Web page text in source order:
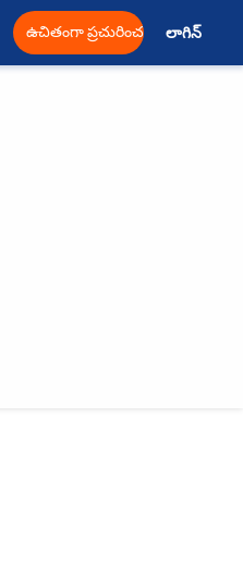
ఉచితంగా ప్రచురించండి లాగిన్